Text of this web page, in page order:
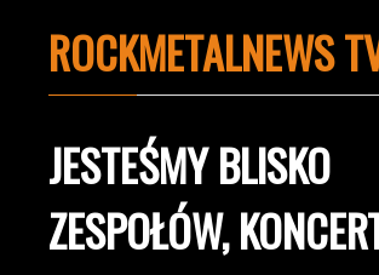
ROCKMETALNEWS
JESTEŚMY BLISKO
ZESPOŁÓW,